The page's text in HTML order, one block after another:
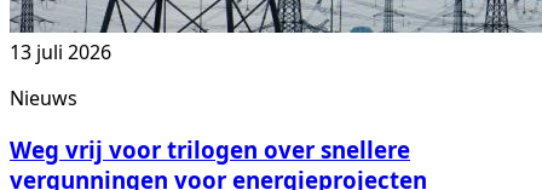
13 juli 2026
Nieuws
Weg vrij voor trilogen over snellere
vergunningen voor energieprojecten